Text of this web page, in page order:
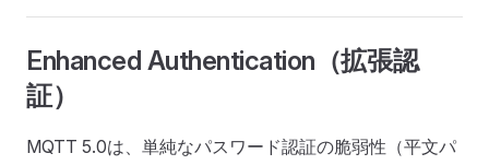
Enhanced Authentication（拡張認
証）
MQTT 5.0は、単純なパスワード認証の脆弱性（平文パ